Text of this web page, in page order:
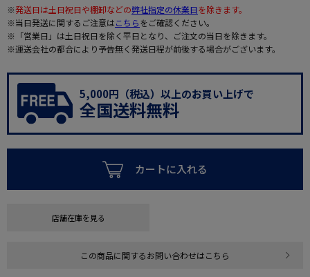
※発送日は土日祝日や棚卸などの弊社指定の休業日を除きます。
※当日発送に関するご注意はこちらをご確認ください。
※「営業日」は土日祝日を除く平日となり、ご注文の当日を除きます。
※運送会社の都合により予告無く発送日程が前後する場合がございます。
5,000円（税込）以上のお買い上げで
全国送料無料
カートに入れる
店舗在庫を見る
この商品に関するお問い合わせはこちら